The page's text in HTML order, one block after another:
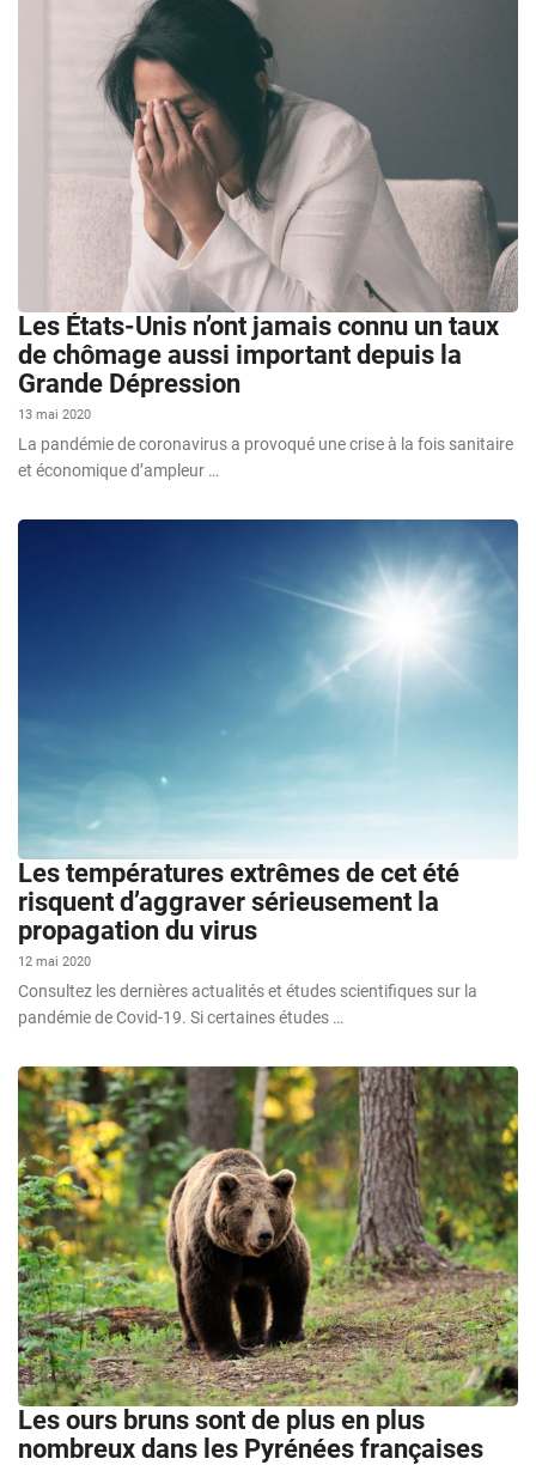
Les États-Unis n’ont jamais connu un taux
de chômage aussi important depuis la
Grande Dépression
13 mai 2020
La pandémie de coronavirus a provoqué une crise à la fois sanitaire
et économique d’ampleur …
Les températures extrêmes de cet été
risquent d’aggraver sérieusement la
propagation du virus
12 mai 2020
Consultez les dernières actualités et études scientifiques sur la
pandémie de Covid-19. Si certaines études …
Les ours bruns sont de plus en plus
nombreux dans les Pyrénées françaises